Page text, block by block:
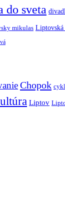
do sveta
mikulas Liptovská
Chopok
Liptov